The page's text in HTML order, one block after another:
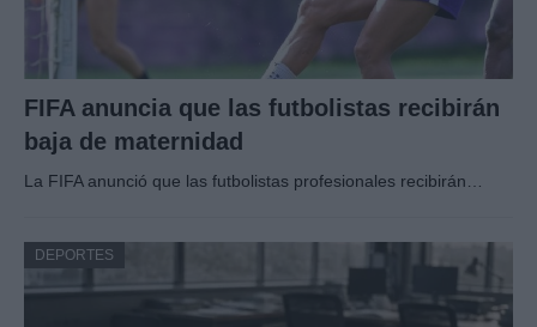
FIFA anuncia que las futbolistas recibirán
baja de maternidad
La FIFA anunció que las futbolistas profesionales recibirán…
DEPORTES